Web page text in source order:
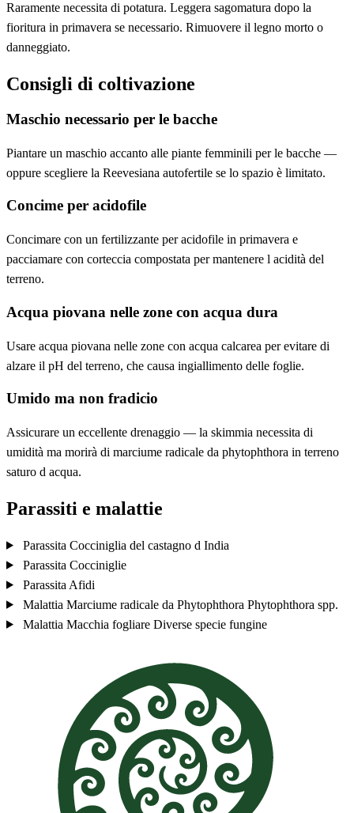
Raramente necessita di potatura. Leggera sagomatura dopo la
fioritura in primavera se necessario. Rimuovere il legno morto o
danneggiato.
Consigli di coltivazione
Maschio necessario per le bacche
Piantare un maschio accanto alle piante femminili per le bacche —
oppure scegliere la Reevesiana autofertile se lo spazio è limitato.
Concime per acidofile
Concimare con un fertilizzante per acidofile in primavera e
pacciamare con corteccia compostata per mantenere l acidità del
terreno.
Acqua piovana nelle zone con acqua dura
Usare acqua piovana nelle zone con acqua calcarea per evitare di
alzare il pH del terreno, che causa ingiallimento delle foglie.
Umido ma non fradicio
Assicurare un eccellente drenaggio — la skimmia necessita di
umidità ma morirà di marciume radicale da phytophthora in terreno
saturo d acqua.
Parassiti e malattie
Parassita Cocciniglia del castagno d India
Parassita Cocciniglie
Parassita Afidi
Malattia Marciume radicale da Phytophthora Phytophthora spp.
Malattia Macchia fogliare Diverse specie fungine